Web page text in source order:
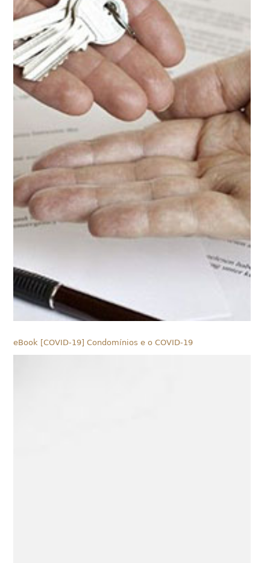
eBook [COVID-19] Condomínios e o COVID-19